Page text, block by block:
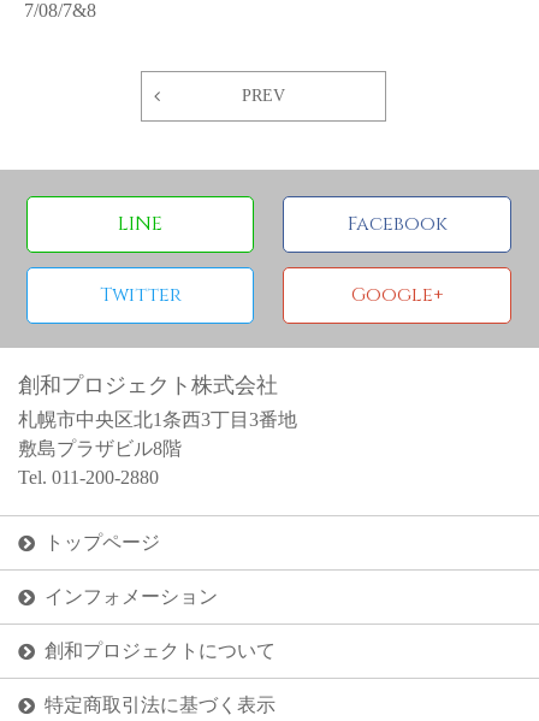
7/08/7&8
LINE Facebook
Twitter Google+
創和プロジェクト株式会社
札幌市中央区北1条西3丁目3番地
敷島プラザビル8階
Tel. 011-200-2880
トップページ
インフォメーション
創和プロジェクトについて
特定商取引法に基づく表示